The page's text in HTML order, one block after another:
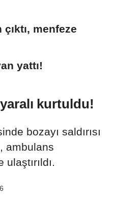
menfeze
yattı!
yaralı kurtuldu!
bozayı saldırısı
ambulans